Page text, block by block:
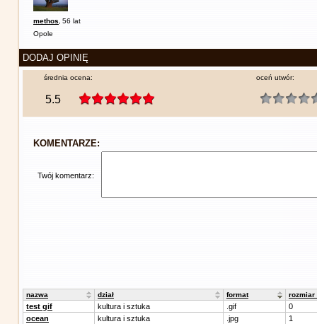
methos 56 lat
Opole
DODAJ OPINIĘ
średnia ocena:
5.5
oceń utwór:
KOMENTARZE:
Twój komentarz:
nazwa dział format rozmiar
test gif kultura i sztuka .gif
0
ocean
kultura i sztuka .jpg
1